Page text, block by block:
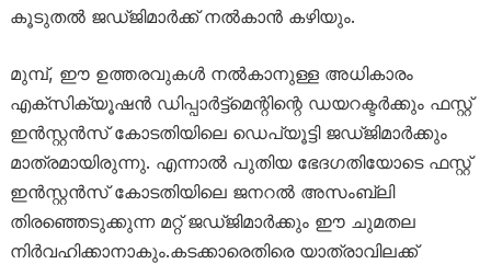
കൂടുതൽ ജഡ്ജിമാർക്ക് നൽകാൻ കഴിയും.
മുമ്പ്, ഈ ഉത്തരവുകൾ നൽകാനുള്ള അധികാരം
എക്സിക്യൂഷൻ ഡിപ്പാർട്ട്‌മെന്റിന്റെ ഡയറക്ടർക്കും ഫസ്റ്റ്
ഇൻസ്റ്റൻസ് കോടതിയിലെ ഡെപ്യൂട്ടി ജഡ്ജിമാർക്കും
മാത്രമായിരുന്നു. എന്നാൽ പുതിയ ഭേദഗതിയോടെ ഫസ്റ്റ്
ഇൻസ്റ്റൻസ് കോടതിയിലെ ജനറൽ അസംബ്ലി
തിരഞ്ഞെടുക്കുന്ന മറ്റ് ജഡ്ജിമാർക്കും ഈ ചുമതല
നിർവഹിക്കാനാകും.കടക്കാരെതിരെ യാത്രാവിലക്ക്